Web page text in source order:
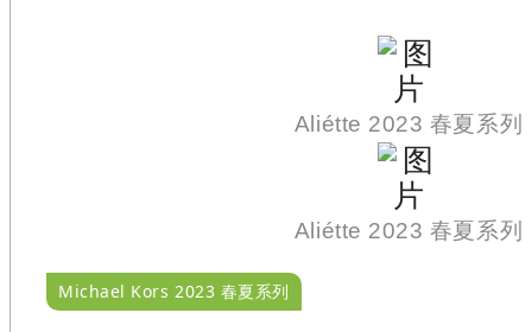
Aliétte 2023 春夏系列
Aliétte 2023 春夏系列
Michael Kors 2023 春夏系列